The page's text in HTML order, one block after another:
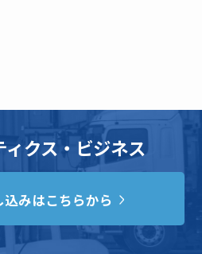
クス・ビジネス
みはこちらから